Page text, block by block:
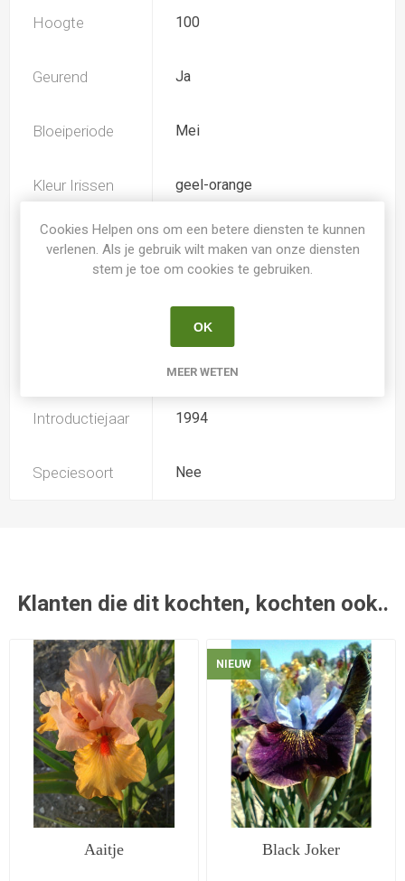
Hoogte 100
Geurend Ja
Bloeiperiode Mei
Kleur Irissen geel-orange
Iris type
TB (tall bearded) Hoge
baardiris
Iris Germanica
Keppel
Introductiejaar 1994
Speciesoort Nee
Klanten die dit kochten, kochten ook..
Aaitje
NIEUW
Black Joker
Cookies Helpen ons om een betere diensten te kunnen
verlenen. Als je gebruik wilt maken van onze diensten
stem je toe om cookies te gebruiken.
OK
MEER WETEN